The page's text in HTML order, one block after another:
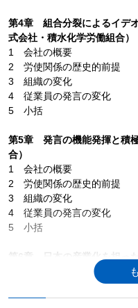
第4章 組合分裂によるイデ
式会社・積水化学労働組合）
1 会社の概要
2 労使関係の歴史的前提
3 組織の変化
4 従業員の発言の変化
5 小括
第5章 発言の機能発揮と積
合）
1 会社の概要
2 労使関係の歴史的前提
3 組織の変化
4 従業員の発言の変化
5 小括
第6章 日本の産業化を担っ
2 労使関係の歴史的前提
3 組織の変化